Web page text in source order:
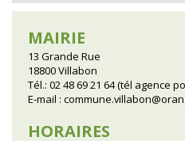
MAIRIE
13 Grande Rue
18800 Villabon
Tél.: 02 48 69 21 64 (tél agence
E-mail :
HORAIRES